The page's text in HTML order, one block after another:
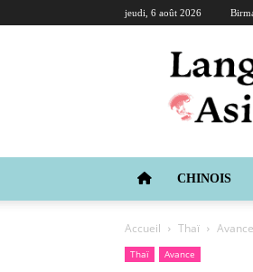
jeudi, 6 août 2026
CHINOIS
Accueil Thaï Avance
Thaï Avance